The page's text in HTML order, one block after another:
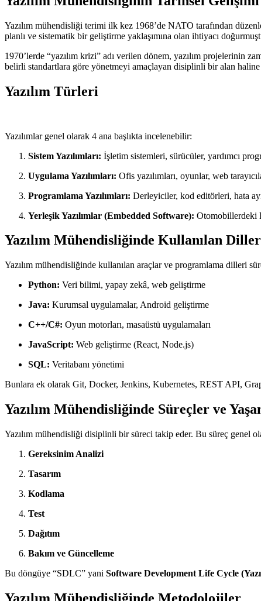
Yazılım mühendisliği terimi ilk kez 1968’de NATO tarafından
planlı ve sistematik bir geliştirme yaklaşımına olan ihtiyacı
1970’lerde “yazılım krizi” adı verilen dönem, yazılım projelerinin
belirli standartlara göre yönetmeyi amaçlayan disiplinli bir alan
Yazılım Türleri
Yazılımlar genel olarak 4 ana başlıkta incelenebilir:
Sistem Yazılımları: İşletim sistemleri, sürücüler, yardımcı
Uygulama Yazılımları: Ofis yazılımları, oyunlar, web
Programlama Yazılımları: Derleyiciler, kod editörleri, hata
Yerleşik Yazılımlar (Embedded Software): Otomobillerdeki
Yazılım Mühendisliğinde Kullanılan
Yazılım mühendisliğinde kullanılan araçlar ve programlama dilleri
Python: Veri bilimi, yapay zekâ, web geliştirme
Java: Kurumsal uygulamalar, Android geliştirme
C++/C#: Oyun motorları, masaüstü uygulamaları
JavaScript: Web geliştirme (React, Node.js)
SQL: Veritabanı yönetimi
Bunlara ek olarak Git, Docker, Jenkins, Kubernetes, REST API,
Yazılım Mühendisliğinde Süreçler ve
Yazılım mühendisliği disiplinli bir süreci takip eder. Bu süreç genel
Gereksinim Analizi
Tasarım
Kodlama
Test
Dağıtım
Bakım ve Güncelleme
Bu döngüye “SDLC” yani Software Development Life Cycle